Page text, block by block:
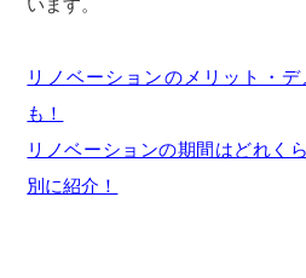
います。
リノベーションのメリット・
も！
リノベーションの期間はどれく
別に紹介！